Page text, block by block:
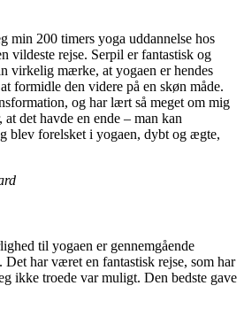
min 200 timers yoga uddannelse hos
vildeste rejse. Serpil er fantastisk og
virkelig mærke, at yogaen er hendes
formidle den videre på en skøn måde.
og har lært så meget om mig
det havde en ende – man kan
blev forelsket i yogaen, dybt og ægte,
til yogaen er gennemgående
Det har været en fantastisk rejse, som har
ikke troede var muligt. Den bedste gave